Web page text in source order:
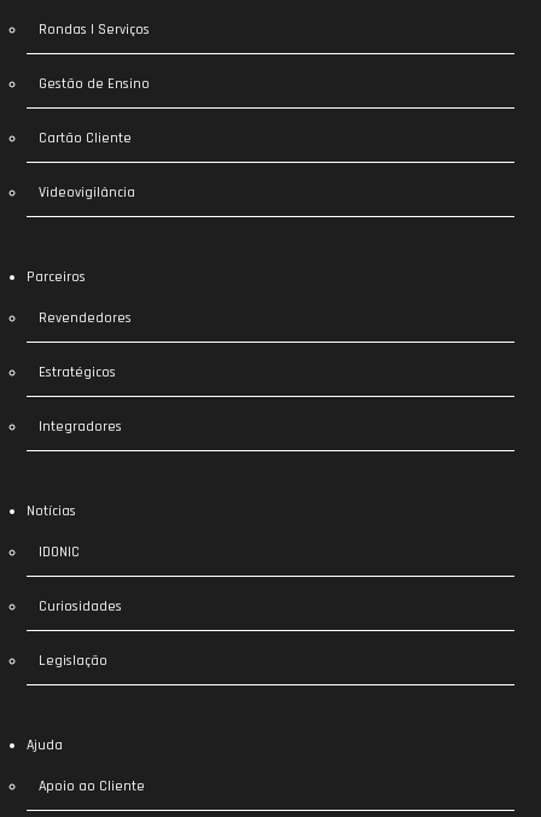
Rondas | Serviços
Gestão de Ensino
Cartão Cliente
Videovigilância
Parceiros
Revendedores
Estratégicos
Integradores
Notícias
IDONIC
Curiosidades
Legislação
Ajuda
Apoio ao Cliente